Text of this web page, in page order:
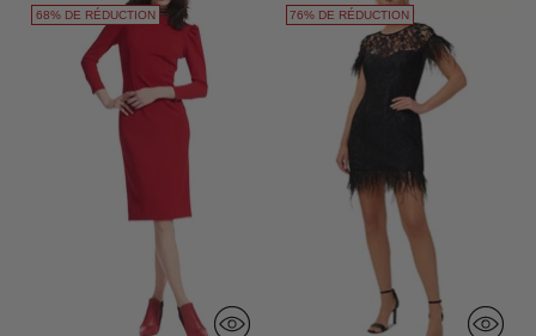
68% DE RÉDUCTION 76% DE RÉDUCTION